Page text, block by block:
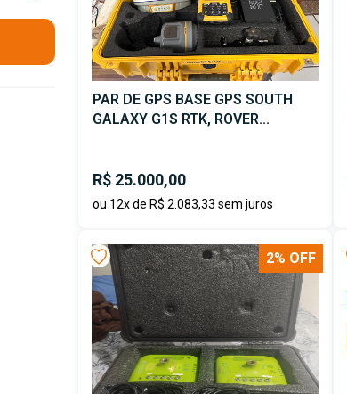
PAR DE GPS BASE GPS SOUTH
GALAXY G1S RTK, ROVER...
R$ 25.000,00
ou 12x de R$ 2.083,33 sem juros
2% OFF